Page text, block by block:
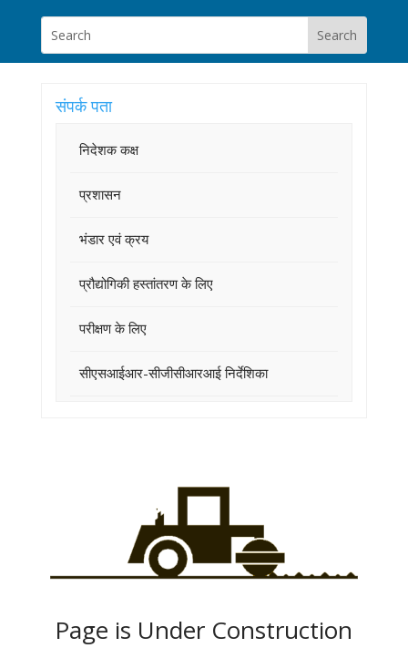
संपर्क पता
निदेशक कक्ष
प्रशासन
भंडार एवं क्रय
प्रौद्योगिकी हस्तांतरण के लिए
परीक्षण के लिए
सीएसआईआर-सीजीसीआरआई निर्देशिका
Page is Under Construction